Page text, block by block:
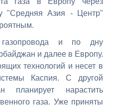
"Средняя Азия - Центр"
газопровода и по дну
и далее в Европу.
технологий и несет в
Каспия. С другой
планирует нарастить
газа. Уже приняты